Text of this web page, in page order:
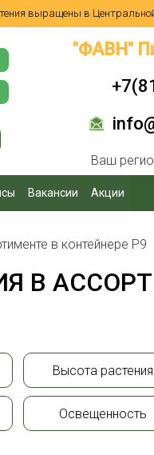
выращены в
"ФАВН"
Ваш
Вакансии Акции
в контейнере P9
В
Высота растения
Освещенность